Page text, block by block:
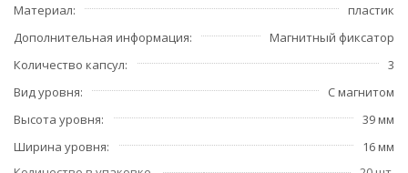
Материал
пластик
Дополнительная информация
Магнитный фиксатор
Количество капсул
3
Вид уровня
С магнитом
Высота уровня
39 мм
Ширина уровня
16 мм